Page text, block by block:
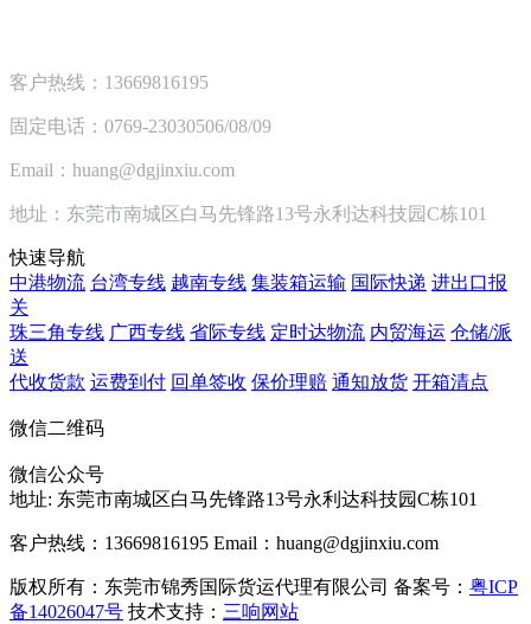
客户热线：13669816195
固定电话：0769-23030506/08/09
Email：huang@dgjinxiu.com
地址：东莞市南城区白马先锋路13号永利达科技园C栋101
快速导航
中港物流 台湾专线 越南专线 集装箱运输 国际快递 进出口报
关
珠三角专线 广西专线 省际专线 定时达物流 内贸海运 仓储/派
送
代收货款 运费到付 回单签收 保价理赔 通知放货 开箱清点
微信二维码
微信公众号
地址: 东莞市南城区白马先锋路13号永利达科技园C栋101
客户热线：13669816195 Email：huang@dgjinxiu.com
版权所有：东莞市锦秀国际货运代理有限公司 备案号： 粤ICP
备14026047号 技术支持： 三响网站